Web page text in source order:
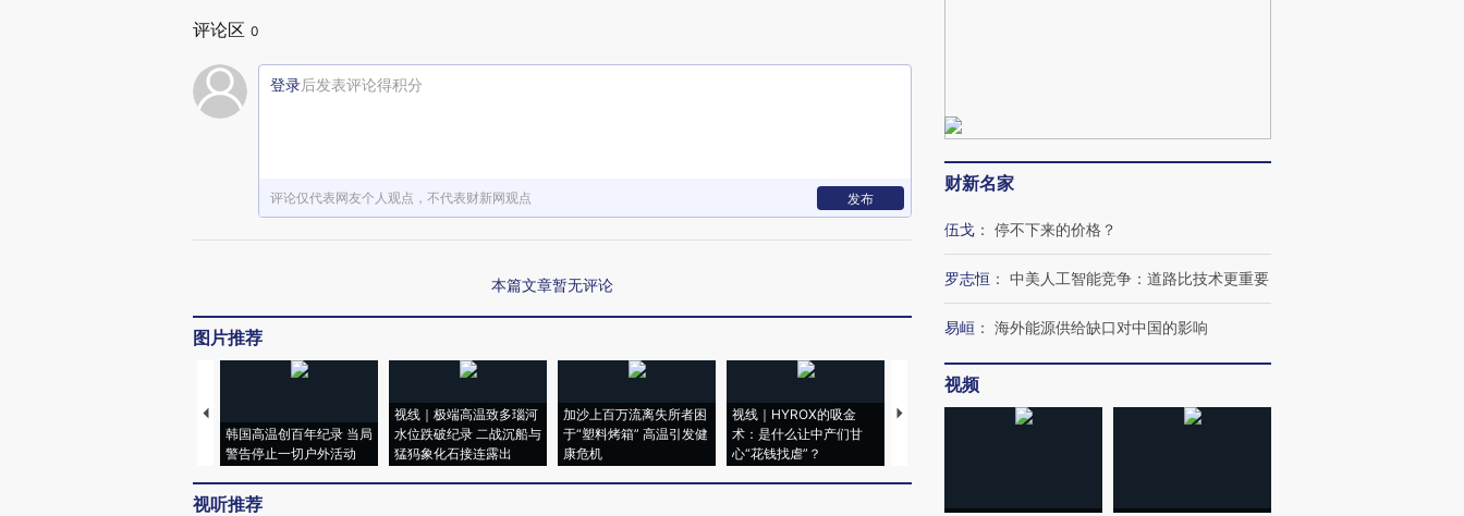
评论区 0
登录后发表评论得积分
评论仅代表网友个人观点，不代表财新网观点 发布
本篇文章暂无评论
图片推荐
韩国高温创百年纪录 当局
警告停止一切户外活动
视线｜极端高温致多瑙河
水位跌破纪录 二战沉船与
猛犸象化石接连露出
加沙上百万流离失所者困
于“塑料烤箱” 高温引发健
康危机
视线｜HYROX的吸金
术：是什么让中产们甘
心“花钱找虐”？
马航飞行员跨国走私7万
视线｜被称为“蟑螂”的印
视听推荐
财新名家
伍戈 ： 停不下来的价格？
罗志恒 ： 中美人工智能竞争：道路比技术更重要
易峘 ： 海外能源供给缺口对中国的影响
视频